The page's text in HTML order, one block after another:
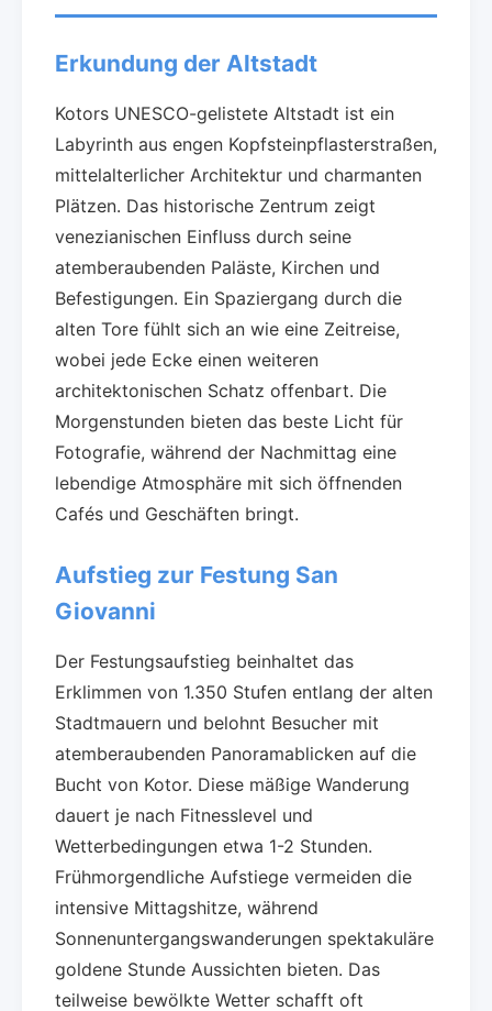
Erkundung der Altstadt
Kotors UNESCO-gelistete Altstadt ist ein
Labyrinth aus engen Kopfsteinpflasterstraßen,
mittelalterlicher Architektur und charmanten
Plätzen. Das historische Zentrum zeigt
venezianischen Einfluss durch seine
atemberaubenden Paläste, Kirchen und
Befestigungen. Ein Spaziergang durch die
alten Tore fühlt sich an wie eine Zeitreise,
wobei jede Ecke einen weiteren
architektonischen Schatz offenbart. Die
Morgenstunden bieten das beste Licht für
Fotografie, während der Nachmittag eine
lebendige Atmosphäre mit sich öffnenden
Cafés und Geschäften bringt.
Aufstieg zur Festung San
Giovanni
Der Festungsaufstieg beinhaltet das
Erklimmen von 1.350 Stufen entlang der alten
Stadtmauern und belohnt Besucher mit
atemberaubenden Panoramablicken auf die
Bucht von Kotor. Diese mäßige Wanderung
dauert je nach Fitnesslevel und
Wetterbedingungen etwa 1-2 Stunden.
Frühmorgendliche Aufstiege vermeiden die
intensive Mittagshitze, während
Sonnenuntergangswanderungen spektakuläre
goldene Stunde Aussichten bieten. Das
teilweise bewölkte Wetter schafft oft